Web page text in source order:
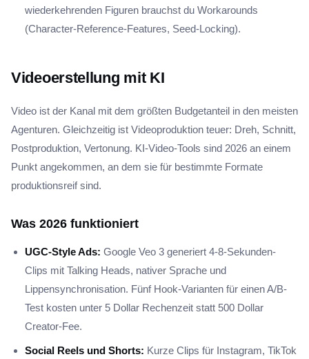
wiederkehrenden Figuren brauchst du Workarounds
(Character-Reference-Features, Seed-Locking).
Videoerstellung mit KI
Video ist der Kanal mit dem größten Budgetanteil in den meisten
Agenturen. Gleichzeitig ist Videoproduktion teuer: Dreh, Schnitt,
Postproduktion, Vertonung. KI-Video-Tools sind 2026 an einem
Punkt angekommen, an dem sie für bestimmte Formate
produktionsreif sind.
Was 2026 funktioniert
UGC-Style Ads: Google Veo 3 generiert 4-8-Sekunden-
Clips mit Talking Heads, nativer Sprache und
Lippensynchronisation. Fünf Hook-Varianten für einen A/B-
Test kosten unter 5 Dollar Rechenzeit statt 500 Dollar
Creator-Fee.
Social Reels und Shorts: Kurze Clips für Instagram, TikTok